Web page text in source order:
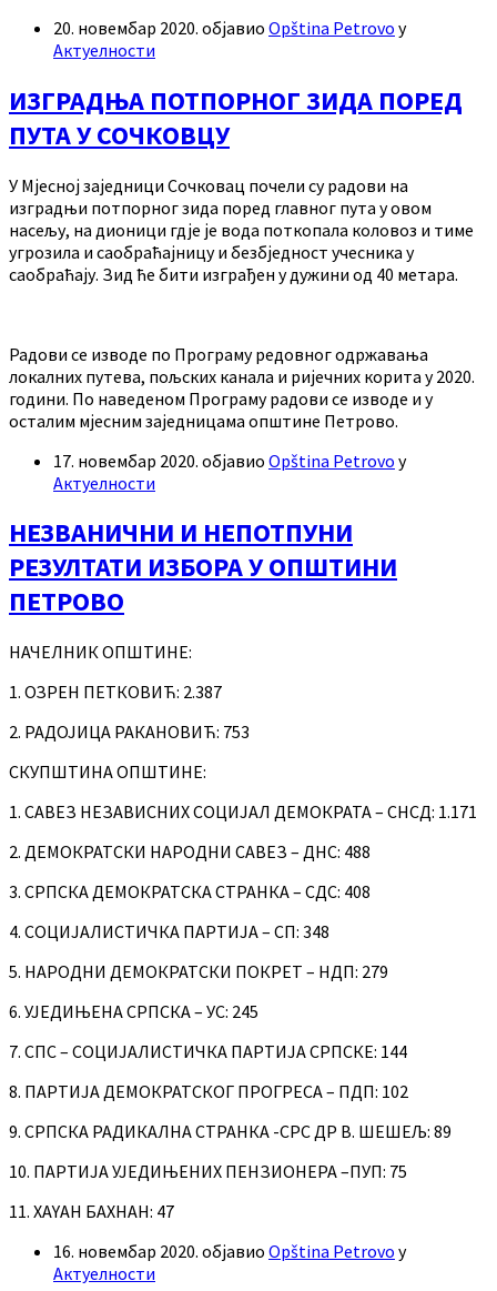
20. новембар 2020. објавио Opština Petrovo у
Актуелности
ИЗГРАДЊА ПОТПОРНОГ ЗИДА ПОРЕД
ПУТА У СОЧКОВЦУ
У Мјесној заједници Сочковац почели су радови на
изградњи потпорног зида поред главног пута у овом
насељу, на дионици гдје је вода поткопала коловоз и тиме
угрозила и саобраћајницу и безбједност учесника у
саобраћају. Зид ће бити изграђен у дужини од 40 метара.
Радови се изводе по Програму редовног одржавања
локалних путева, пољских канала и ријечних корита у 2020.
години. По наведеном Програму радови се изводе и у
осталим мјесним заједницама општине Петрово.
17. новембар 2020. објавио Opština Petrovo у
Актуелности
НЕЗВАНИЧНИ И НЕПОТПУНИ
РЕЗУЛТАТИ ИЗБОРА У ОПШТИНИ
ПЕТРОВО
НАЧЕЛНИК ОПШТИНЕ:
1. ОЗРЕН ПЕТКОВИЋ: 2.387
2. РАДОЈИЦА РАКАНОВИЋ: 753
СКУПШТИНА ОПШТИНЕ:
1. САВЕЗ НЕЗАВИСНИХ СОЦИЈАЛ ДЕМОКРАТА – СНСД: 1.171
2. ДЕМОКРАТСКИ НАРОДНИ САВЕЗ – ДНС: 488
3. СРПСКА ДЕМОКРАТСКА СТРАНКА – СДС: 408
4. СОЦИЈАЛИСТИЧКА ПАРТИЈА – СП: 348
5. НАРОДНИ ДЕМОКРАТСКИ ПОКРЕТ – НДП: 279
6. УЈЕДИЊЕНА СРПСКА – УС: 245
7. СПС – СОЦИЈАЛИСТИЧКА ПАРТИЈА СРПСКЕ: 144
8. ПАРТИЈА ДЕМОКРАТСКОГ ПРОГРЕСА – ПДП: 102
9. СРПСКА РАДИКАЛНА СТРАНКА -СРС ДР В. ШЕШЕЉ: 89
10. ПАРТИЈА УЈЕДИЊЕНИХ ПЕНЗИОНЕРА –ПУП: 75
11. ХАYАН БАХНАН: 47
16. новембар 2020. објавио Opština Petrovo у
Актуелности